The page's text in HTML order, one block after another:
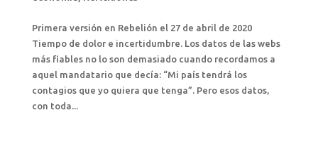
Primera versión en Rebelión el 27 de abril de 2020
Tiempo de dolor e incertidumbre. Los datos de las webs
más fiables no lo son demasiado cuando recordamos a
aquel mandatario que decía: “Mi país tendrá los
contagios que yo quiera que tenga”. Pero esos datos,
con toda...